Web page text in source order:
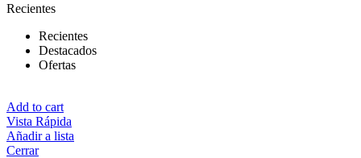
Recientes
Recientes
Destacados
Ofertas
Add to cart
Vista Rápida
Añadir a lista
Cerrar